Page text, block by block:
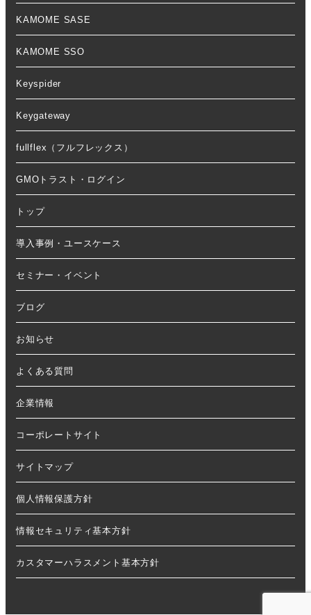
KAMOME SASE
KAMOME SSO
Keyspider
Keygateway
fullflex（フルフレックス）
GMOトラスト・ログイン
トップ
導入事例・ユースケース
セミナー・イベント
ブログ
お知らせ
よくある質問
企業情報
コーポレートサイト
サイトマップ
個人情報保護方針
情報セキュリティ基本方針
カスタマーハラスメント基本方針